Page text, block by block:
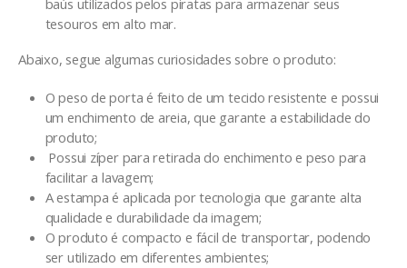
baús utilizados pelos piratas para armazenar seus
tesouros em alto mar.
Abaixo, segue algumas curiosidades sobre o produto:
O peso de porta é feito de um tecido resistente e possui
um enchimento de areia, que garante a estabilidade do
produto;
Possui zíper para retirada do enchimento e peso para
facilitar a lavagem;
A estampa é aplicada por tecnologia que garante alta
qualidade e durabilidade da imagem;
O produto é compacto e fácil de transportar, podendo
ser utilizado em diferentes ambientes;